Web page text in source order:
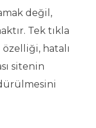
değil,
Tek tıkla
hatalı
sitenin